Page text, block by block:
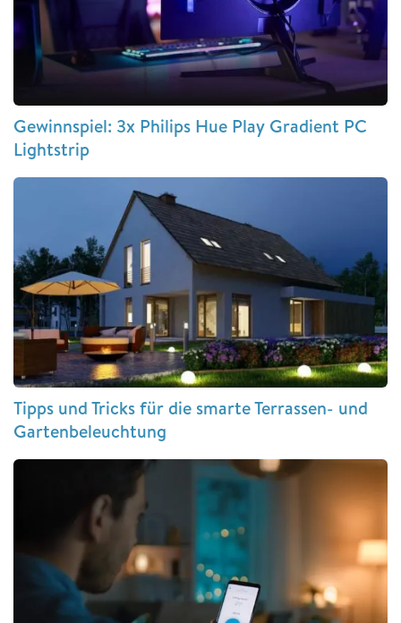
Gewinnspiel: 3x Philips Hue Play Gradient PC
Lightstrip
Tipps und Tricks für die smarte Terrassen- und
Gartenbeleuchtung